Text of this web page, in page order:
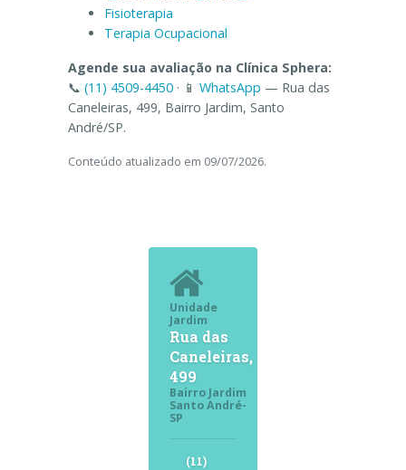
Fisioterapia
Terapia Ocupacional
Agende sua avaliação na Clínica Sphera:
📞 (11) 4509-4450· 📱 WhatsApp — Rua das
Caneleiras, 499, Bairro Jardim, Santo
André/SP.
Conteúdo atualizado em 09/07/2026.
Unidade
Jardim
Rua das
Caneleiras,
499
Bairro Jardim
Santo André-
SP
(11)